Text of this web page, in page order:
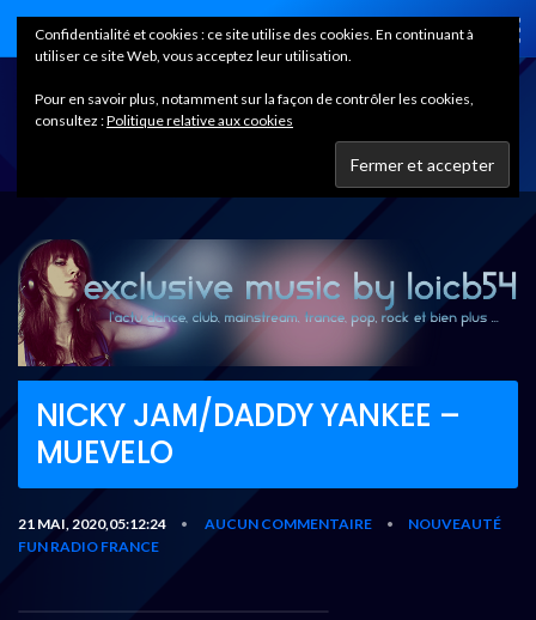
Home
NICKY JAM/DADDY YANKEE –
MUEVELO
21 MAI, 2020,05:12:24 • AUCUN COMMENTAIRE •
NOUVEAUTÉ
FUN RADIO FRANCE
Confidentialité et cookies : ce site utilise des cookies. En continuant à
utiliser ce site Web, vous acceptez leur utilisation.
Pour en savoir plus, notamment sur la façon de contrôler les cookies,
consultez :Politique relative aux cookies